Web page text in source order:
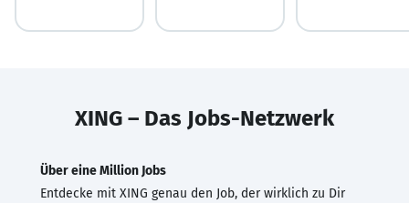
XING – Das Jobs-Netzwerk
Über eine Million Jobs
Entdecke mit XING genau den Job, der wirklich zu Dir